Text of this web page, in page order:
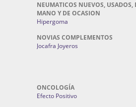
NEUMATICOS NUEVOS, USADOS,
MANO Y DE OCASION
Hipergoma
NOVIAS COMPLEMENTOS
Jocafra Joyeros
ONCOLOGÍA
Efecto Positivo